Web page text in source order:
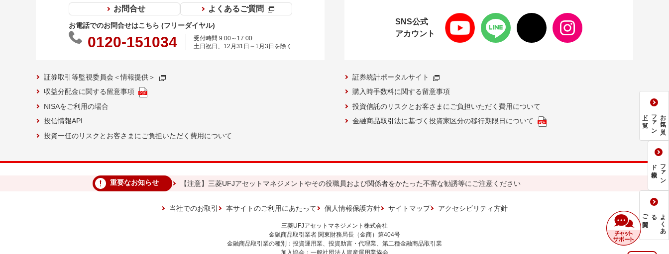
お気に入り
フ
ァ
ン
ド
一覧
フ
ァ
ン
ド
検索
よ
く
あ
る
ご質問
お問合せ よくあるご質問
お電話でのお問合せはこちら (フリーダイヤル)
0120-151034
受付時間 9:00～17:00
土日祝日、12月31日～1月3日を除く
SNS公式
アカウント
証券取引等監視委員会＜情報提供＞
証券統計ポータルサイト
収益分配金に関する留意事項
購入時手数料に関する留意事項
NISAをご利用の場合
投資信託のリスクとお客さまにご負担いただく費用について
投信情報API
金融商品取引法に基づく投資家区分の移行期限日について
投資一任のリスクとお客さまにご負担いただく費用について
重要なお知らせ 【注意】三菱UFJアセットマネジメントやその役職員および関係者をかたった不審な勧誘等にご注意ください
当社でのお取引 本サイトのご利用にあたって 個人情報保護方針 サイトマップ アクセシビリティ方針
三菱UFJアセットマネジメント株式会社
金融商品取引業者 関東財務局長（金商）第404号
金融商品取引業の種別：投資運用業、投資助言・代理業、第二種金融商品取引業
加入協会：一般社団法人資産運用業協会